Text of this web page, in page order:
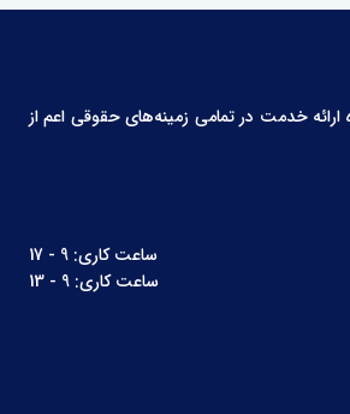
خدمت در تمامی زمینه‌های حقوقی اعم از
ساعت کاری: 9 - 17
ساعت کاری: 9 - 13